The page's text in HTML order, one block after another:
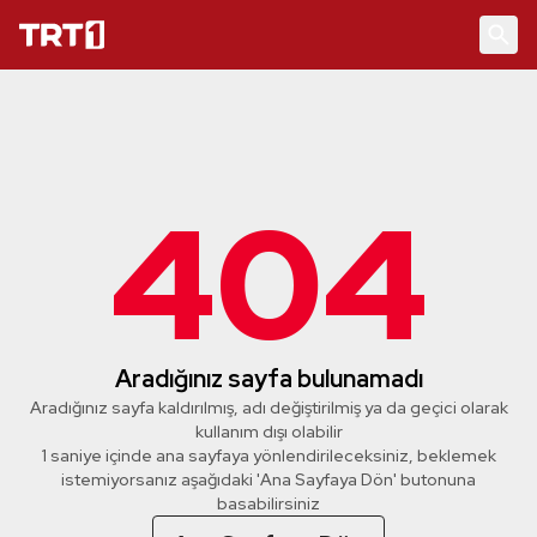
404
Aradığınız sayfa bulunamadı
Aradığınız sayfa kaldırılmış, adı değiştirilmiş ya da geçici olarak
kullanım dışı olabilir
1 saniye içinde ana sayfaya yönlendirileceksiniz, beklemek
istemiyorsanız aşağıdaki 'Ana Sayfaya Dön' butonuna
basabilirsiniz